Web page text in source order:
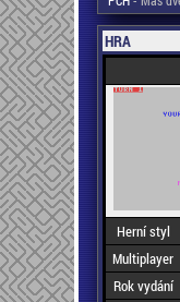
HRA
Herní styl
Multiplayer
Rok vydání